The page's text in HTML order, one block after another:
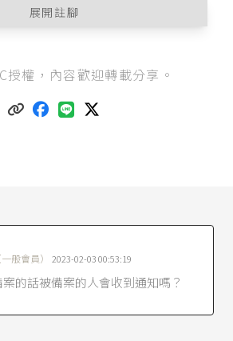
展開註腳
警局提出刑事告訴、完成筆錄，並
犯罪的法規、命令也會提到「報
242條第1項：「告訴、告發，應以
制作筆錄。為便利言詞告訴、告
開始調查，並將調查之情形報告該
授權，內容歡迎轉載分享。
一般會員） 2023-02-03 00:53:19
的話被備案的人會收到通知嗎？